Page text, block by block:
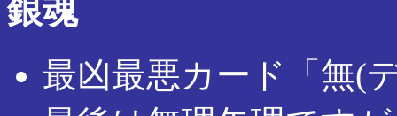
銀魂
最凶最悪カード「無(